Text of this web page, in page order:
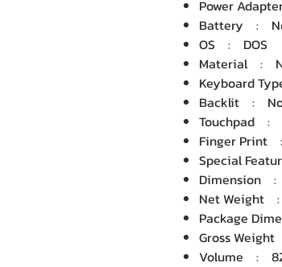
Power
Battery :
OS : DOS
Material :
Keyboard
Backlit :
Touchpad :
Finger Print
Special
Dimension :
Net Weight
Package
Gross
Volume :